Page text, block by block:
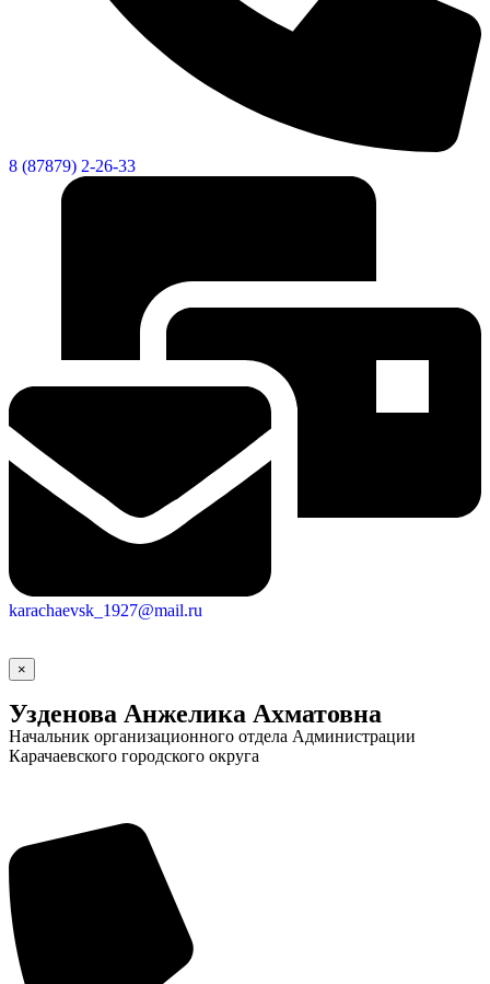
Городская Среда
8 (87879) 2-26-33
karachaevsk_1927@mail.ru
×
Узденова Анжелика Ахматовна
Начальник организационного отдела Администрации
Карачаевского городского округа